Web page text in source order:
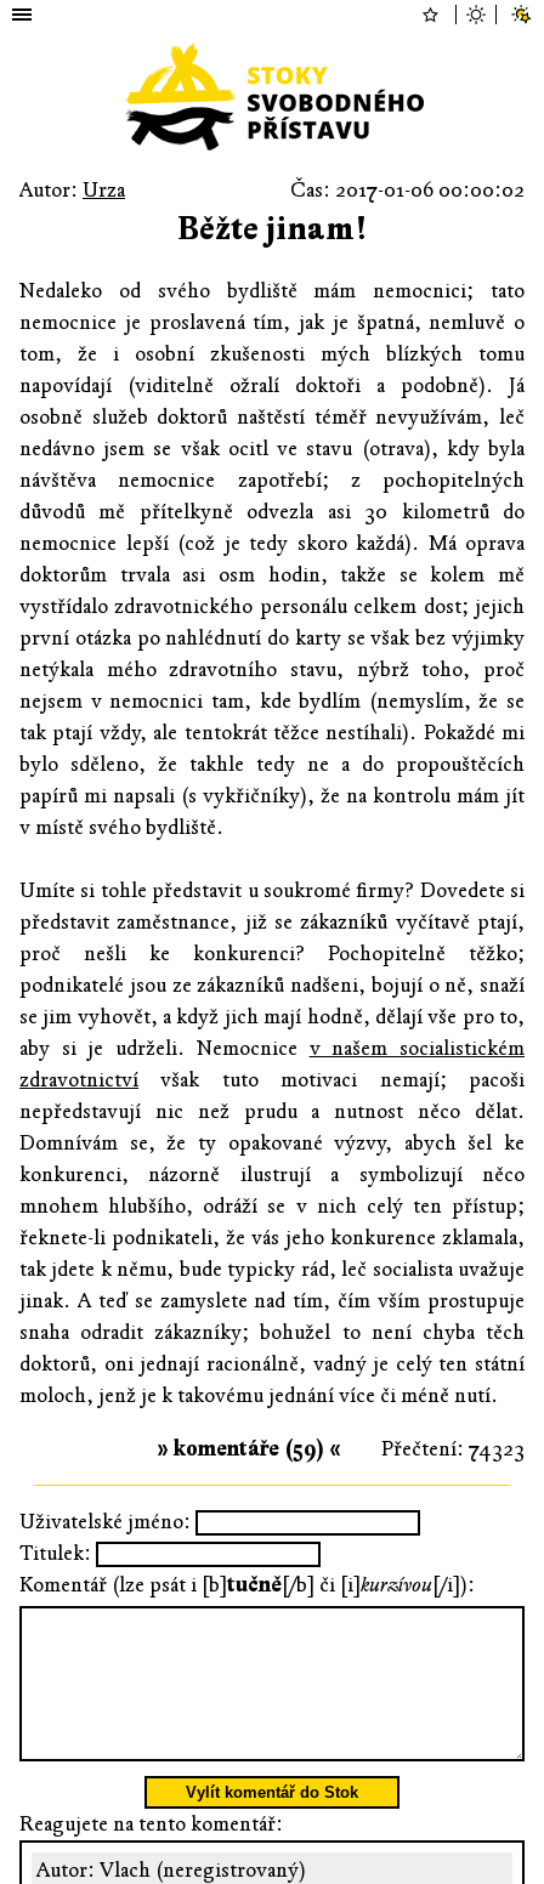
Autor: Urza Čas: 2017-01-06 00:00:02
Běžte jinam!
Nedaleko od svého bydliště mám nemocnici; tato
nemocnice je proslavená tím, jak je špatná, nemluvě o
tom, že i osobní zkušenosti mých blízkých tomu
napovídají (viditelně ožralí doktoři a podobně). Já
osobně služeb doktorů naštěstí téměř nevyužívám, leč
nedávno jsem se však ocitl ve stavu (otrava), kdy byla
návštěva nemocnice zapotřebí; z pochopitelných
důvodů mě přítelkyně odvezla asi 30 kilometrů do
nemocnice lepší (což je tedy skoro každá). Má oprava
doktorům trvala asi osm hodin, takže se kolem mě
vystřídalo zdravotnického personálu celkem dost; jejich
první otázka po nahlédnutí do karty se však bez výjimky
netýkala mého zdravotního stavu, nýbrž toho, proč
nejsem v nemocnici tam, kde bydlím (nemyslím, že se
tak ptají vždy, ale tentokrát těžce nestíhali). Pokaždé mi
bylo sděleno, že takhle tedy ne a do propouštěcích
papírů mi napsali (s vykřičníky), že na kontrolu mám jít
v místě svého bydliště.
Umíte si tohle představit u soukromé firmy? Dovedete si
představit zaměstnance, již se zákazníků vyčítavě ptají,
proč nešli ke konkurenci? Pochopitelně těžko;
podnikatelé jsou ze zákazníků nadšeni, bojují o ně, snaží
se jim vyhovět, a když jich mají hodně, dělají vše pro to,
aby si je udrželi. Nemocnice v našem socialistickém
zdravotnictví však tuto motivaci nemají; pacoši
nepředstavují nic než prudu a nutnost něco dělat.
Domnívám se, že ty opakované výzvy, abych šel ke
konkurenci, názorně ilustrují a symbolizují něco
mnohem hlubšího, odráží se v nich celý ten přístup;
řeknete-li podnikateli, že vás jeho konkurence zklamala,
tak jdete k němu, bude typicky rád, leč socialista uvažuje
jinak. A teď se zamyslete nad tím, čím vším prostupuje
snaha odradit zákazníky; bohužel to není chyba těch
doktorů, oni jednají racionálně, vadný je celý ten státní
moloch, jenž je k takovému jednání více či méně nutí.
Přečtení: 74323
» komentáře (59) «
Uživatelské jméno:
Titulek:
Komentář (lze psát i [b]tučně[/b] či [i]kurzívou[/i]):
Vylít komentář do Stok
Reagujete na tento komentář:
Autor: Vlach (neregistrovaný)